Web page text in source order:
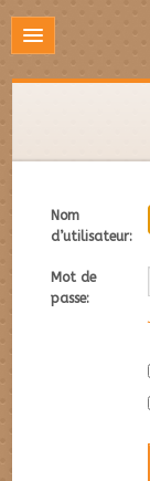
Nom
d’utilisateur:
Mot de
passe: